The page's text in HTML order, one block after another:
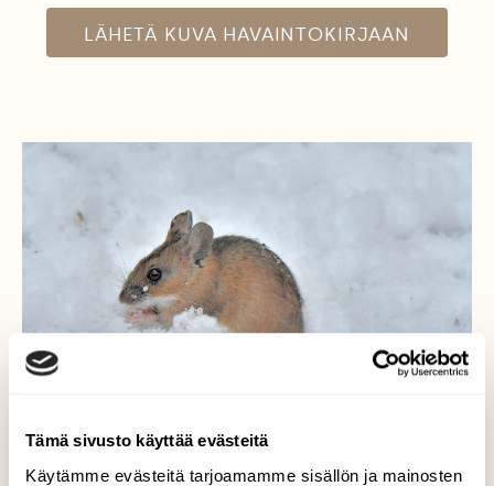
Tämä sivusto käyttää evästeitä
Käytämme evästeitä tarjoamamme sisällön ja mainosten
LÄHETÄ KUVA HAVAINTOKIRJAAN